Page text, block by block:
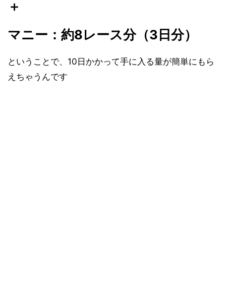
＋
マニー：約8レース分（3日分）
ということで、10日かかって手に入る量が簡単にもら
えちゃうんです